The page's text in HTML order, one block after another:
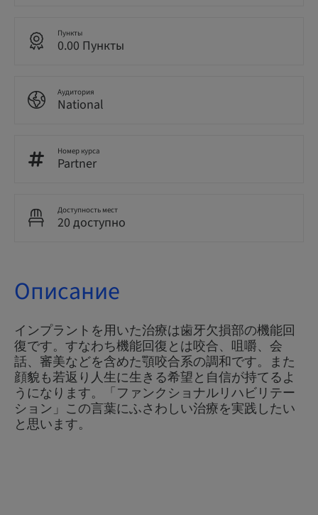
Пункты
0.00 Пункты
Аудитория
National
Номер курса
Partner
Доступность мест
20 доступно
Описание
インプラントを用いた治療は歯牙欠損部の機能回
復です。すなわち機能回復とは咬合、咀嚼、会
話、審美などを含めた顎咬合系の調和です。また
顔貌も若返り人生に生きる希望と自信が持てるよ
うになります。「ファンクショナルリハビリテー
ション」この言葉にふさわしい治療を実践したい
と思います。